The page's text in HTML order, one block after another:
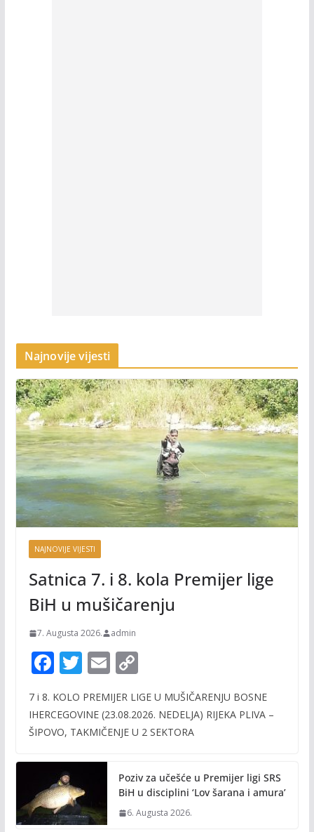
Najnovije vijesti
NAJNOVIJE VIJESTI
Satnica 7. i 8. kola Premijer lige
BiH u mušičarenju
7. Augusta 2026. admin
F
e
b
o
k
T
itt
er
E
ai
l
C
p
y
n
k
7 i 8. KOLO PREMIJER LIGE U MUŠIČARENJU BOSNE
IHERCEGOVINE (23.08.2026. NEDELJA) RIJEKA PLIVA –
ŠIPOVO, TAKMIČENJE U 2 SEKTORA
Poziv za učešće u Premijer ligi SRS
BiH u disciplini ‘Lov šarana i amura’
6. Augusta 2026.